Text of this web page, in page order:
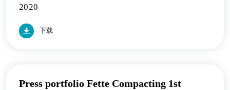
2020
下载
Press portfolio Fette Compacting 1st